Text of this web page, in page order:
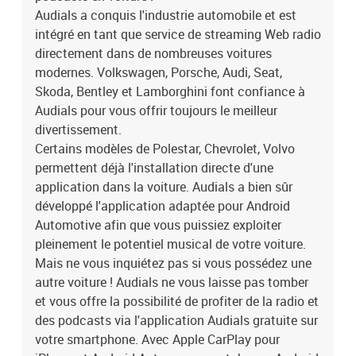
vous offre une présentation claire et concise. Transformez votre
collection musicale en une expérience immersive qui vous
captivera.Éditeur audio amélioréLa fonction d'éditeur audio
révisée dans Audials One 2024 établit de nouvelles normes pour
l'édition de fichiers audio. Les utilisateurs peuvent s'attendre à une
large gamme d'outils et de fonctions pour couper les fichiers audio
avec précision, les éditer de manière professionnelle et exporter
des sections intéressantes.Encore plus de musique, encore plus
viteAudials One 2024 poursuit son chemin vers une expérience
musicale fluide et confortable qui s'adapte aux préférences des
utilisateurs.Grâce à la fonction "Demandes de musique", les
utilisateurs peuvent facilement indiquer les titres, albums ou
artistes qu'ils souhaitent. Audials recherche ensuite différentes
sources pour trouver et télécharger automatiquement la musique
souhaitée.Cette fonction utile permet de gagner du temps et des
efforts, tout en s'assurant que la collection musicale est toujours à
jour.Gestion des doublons efficace : organiser et économiser de
l'espaceLa gestion des doublons améliorée rend le nettoyage du
désordre un pur plaisir. Découvrez comment les fichiers doubles
sont automatiquement fusionnés et vous révèlent les différences
entre les versions en un coup d'œil. Tout simplement exceptionnel
Audials a conquis l'industrie automobile et est
intégré en tant que service de streaming Web radio
directement dans de nombreuses voitures
modernes. Volkswagen, Porsche, Audi, Seat,
Skoda, Bentley et Lamborghini font confiance à
Audials pour vous offrir toujours le meilleur
divertissement.
Certains modèles de Polestar, Chevrolet, Volvo
permettent déjà l'installation directe d'une
application dans la voiture. Audials a bien sûr
développé l'application adaptée pour Android
Automotive afin que vous puissiez exploiter
pleinement le potentiel musical de votre voiture.
Mais ne vous inquiétez pas si vous possédez une
autre voiture ! Audials ne vous laisse pas tomber
et vous offre la possibilité de profiter de la radio et
des podcasts via l'application Audials gratuite sur
votre smartphone. Avec Apple CarPlay pour